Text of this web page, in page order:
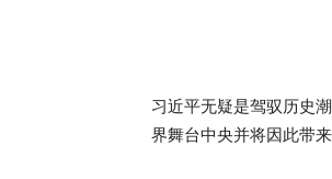
习近平无疑是驾驭历史
界舞台中央并将因此带